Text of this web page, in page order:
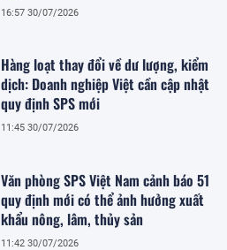
16:57 30/07/2026
Hàng loạt thay đổi về dư lượng, kiểm
dịch: Doanh nghiệp Việt cần cập nhật
quy định SPS mới
11:45 30/07/2026
Văn phòng SPS Việt Nam cảnh báo 51
quy định mới có thể ảnh hưởng xuất
khẩu nông, lâm, thủy sản
11:42 30/07/2026